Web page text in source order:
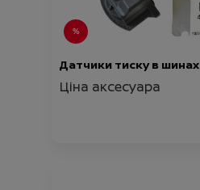
Датчики тиску в шинах
Ціна аксесуара